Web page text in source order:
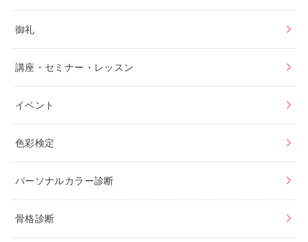
御礼
講座・セミナー・レッスン
イベント
色彩検定
パーソナルカラー診断
骨格診断